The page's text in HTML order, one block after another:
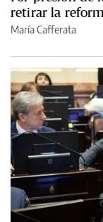
retirar la
María Cafferata